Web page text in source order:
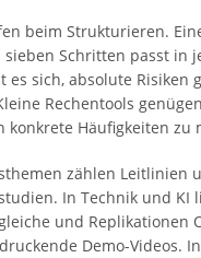
beim Strukturieren.
Schritten passt in
es sich, absolute Risiken
Rechentools
konkrete Häufigkeiten zu
zählen Leitlinien
In Technik und KI
und Replikationen
Demo-Videos.